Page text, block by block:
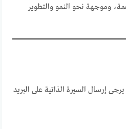
وموجهة نحو النمو والتطوير
إرسال السيرة الذاتية على البريد